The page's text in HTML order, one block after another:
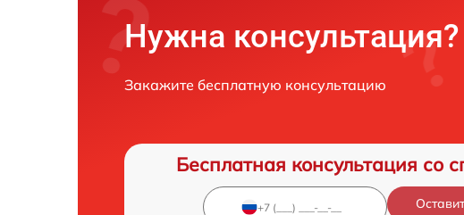
Нужна консультация?
Закажите бесплатную консультацию
Бесплатная консультация со